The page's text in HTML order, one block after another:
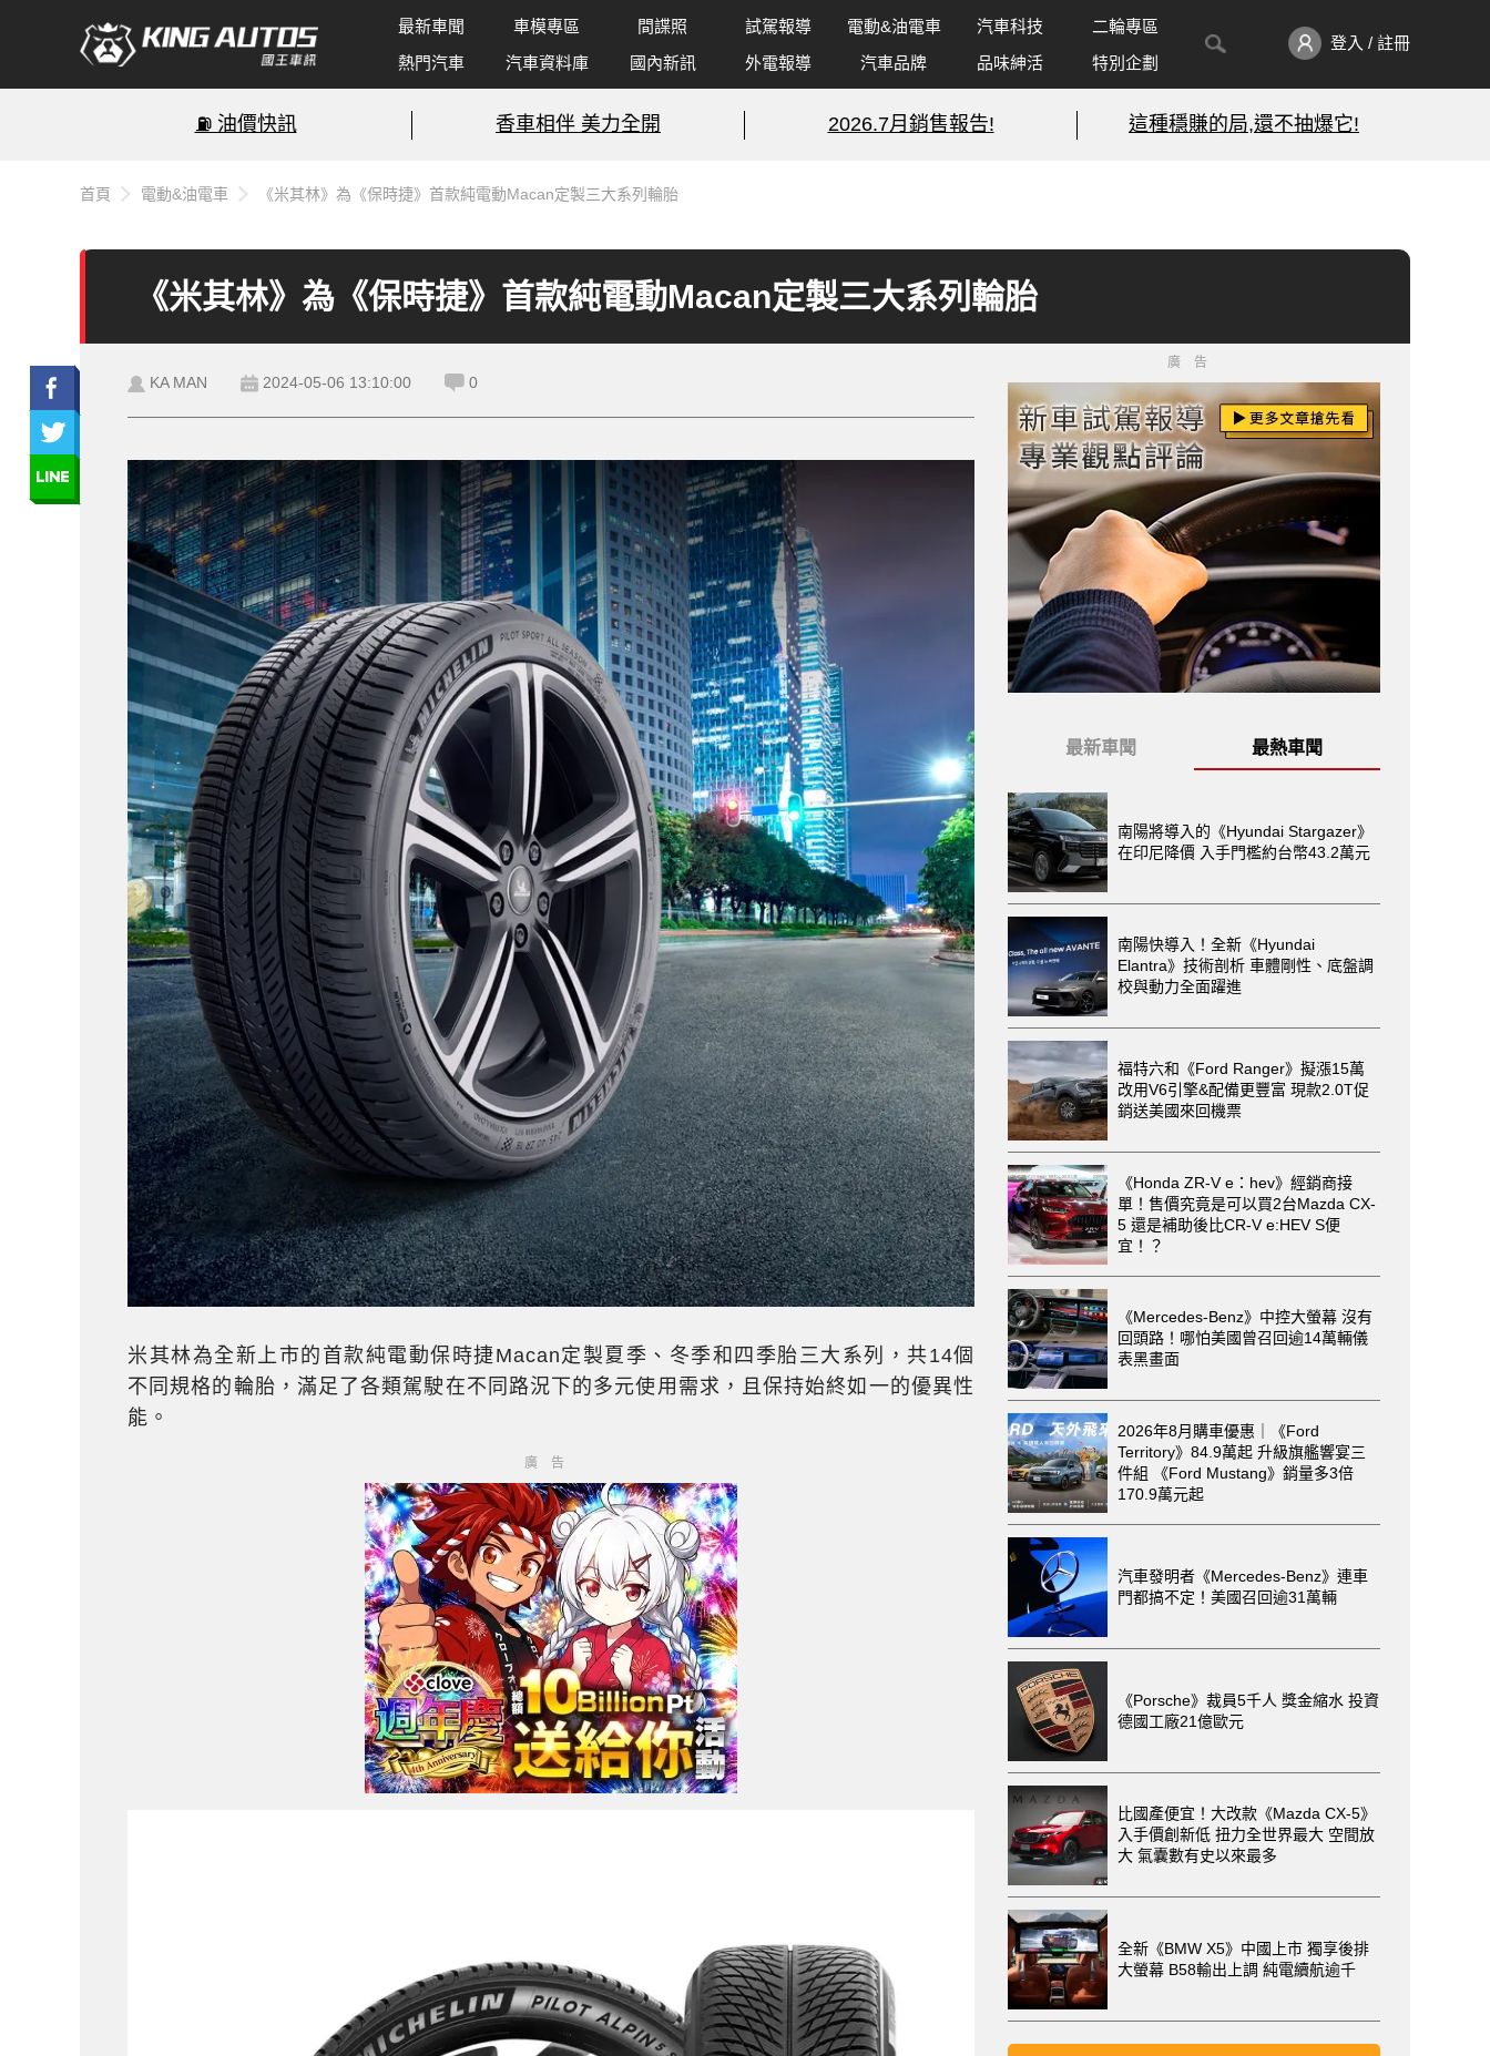
最新車聞 車模專區 間諜照 試駕報導 電動&油電車 汽車科技
二輪專區
熱門汽車
汽車資料庫 國內新訊 外電報導 汽車品牌 品味紳活 特別企劃
登入 / 註冊
⛽️ 油價快訊 香車相伴 美力全開 2026.7月銷售報告! 這種穩賺的局,還不抽爆它!
首頁 電動&油電車 《米其林》為《保時捷》首款純電動Macan定製三大系列輪胎
《米其林》為《保時捷》首款純電動Macan定製三大系列輪胎
KA MAN 2024-05-06 13:10:00 0
米其林為全新上市的首款純電動保時捷Macan定製夏季、冬季和四季胎三大系列，共14個
不同規格的輪胎，滿足了各類駕駛在不同路況下的多元使用需求，且保持始終如一的優異性
能。
廣告
廣告
最新車聞 最熱車聞
南陽將導入的《Hyundai Stargazer》
在印尼降價 入手門檻約台幣43.2萬元
南陽快導入！全新《Hyundai
Elantra》技術剖析 車體剛性、底盤調
校與動力全面躍進
福特六和《Ford Ranger》擬漲15萬
改用V6引擎&配備更豐富 現款2.0T促
銷送美國來回機票
《Honda ZR-V e：hev》經銷商接
單！售價究竟是可以買2台Mazda CX-
5 還是補助後比CR-V e:HEV S便
宜！？
《Mercedes-Benz》中控大螢幕 沒有
回頭路！哪怕美國曾召回逾14萬輛儀
表黑畫面
2026年8月購車優惠｜《Ford
Territory》84.9萬起 升級旗艦響宴三
件組 《Ford Mustang》銷量多3倍
170.9萬元起
汽車發明者《Mercedes-Benz》連車
門都搞不定！美國召回逾31萬輛
《Porsche》裁員5千人 獎金縮水 投資
德國工廠21億歐元
比國產便宜！大改款《Mazda CX-5》
入手價創新低 扭力全世界最大 空間放
大 氣囊數有史以來最多
全新《BMW X5》中國上市 獨享後排
大螢幕 B58輸出上調 純電續航逾千